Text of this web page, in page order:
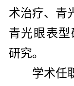
术治疗、青
青光眼表型
研究。
学术任